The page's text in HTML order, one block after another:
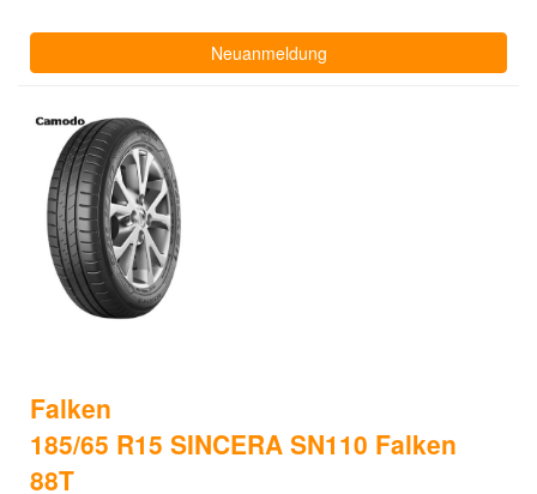
Neuanmeldung
Falken
185/65 R15 SINCERA SN110 Falken
88T